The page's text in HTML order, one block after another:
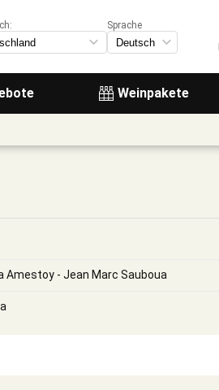
Weinpakete
Sprache
Amestoy - Jean Marc Sauboua